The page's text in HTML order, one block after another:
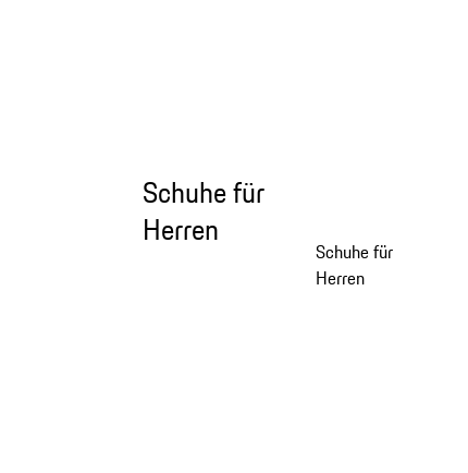
Schuhe für
Herren
Schuhe für
Herren